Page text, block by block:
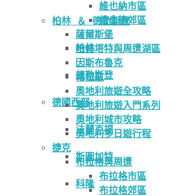
柏林 ＆ 德勒斯登
柏林
德勒斯登
德國西部
法蘭克福
斯圖加特
科隆
維也納市區
維也納郊區
薩爾斯堡
哈修塔特與周遭湖區
因斯布魯克
格拉茲
奧地利旅遊全攻略
奧地利旅遊入門系列
奧地利城市攻略
奧地利多日遊行程
捷克
布拉格與周遭
布拉格市區
布拉格郊區